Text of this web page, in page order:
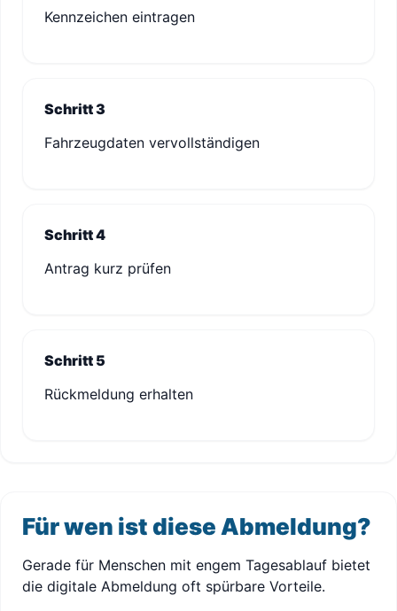
Kennzeichen eintragen
Schritt 3
Fahrzeugdaten vervollständigen
Schritt 4
Antrag kurz prüfen
Schritt 5
Rückmeldung erhalten
Für wen ist diese Abmeldung?
Gerade für Menschen mit engem Tagesablauf bietet
die digitale Abmeldung oft spürbare Vorteile.